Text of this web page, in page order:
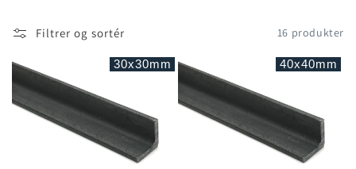
k
t
i
o
Filtrer og sortér 16 produkter
30x30mm 40x40mm